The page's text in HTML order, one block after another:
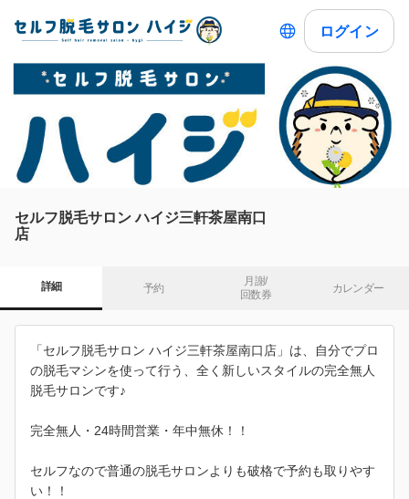
ログイン
セルフ脱毛サロン ハイジ三軒茶屋南口
店
詳細 予約
月謝/
回数券
カレンダー
「セルフ脱毛サロン ハイジ三軒茶屋南口店」は、自分でプロ
の脱毛マシンを使って行う、全く新しいスタイルの完全無人
脱毛サロンです♪
完全無人・24時間営業・年中無休！！
セルフなので普通の脱毛サロンよりも破格で予約も取りやす
い！！